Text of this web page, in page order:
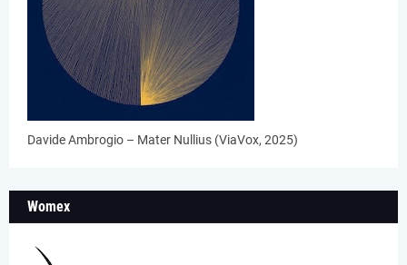
Davide Ambrogio – Mater Nullius (ViaVox, 2025)
Womex